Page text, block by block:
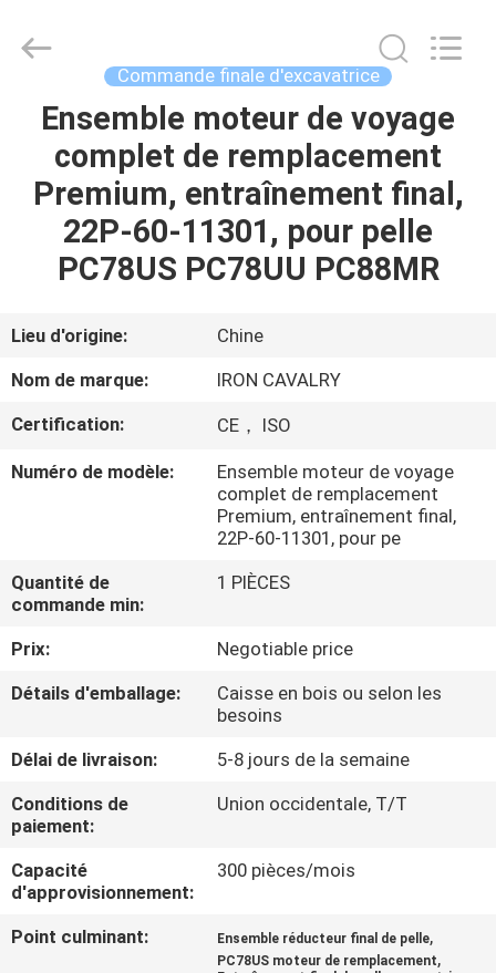
APERÇU
PRODUITS
VIDÉOS
VR
SHOW
A
PROPOS
VISITE
D'USINE
DE
LA
QUALITÉ
CONTACT
Machinery
Reserved.
Commande finale d'excavatrice
Ensemble moteur de voyage
complet de remplacement
Premium, entraînement final,
22P-60-11301, pour pelle
PC78US PC78UU PC88MR
Lieu d'origine:
Chine
Nom de marque:
IRON CAVALRY
Certification:
CE， ISO
Numéro de modèle:
Ensemble moteur de voyage
complet de remplacement
Premium, entraînement final,
22P-60-11301, pour pe
Quantité de
commande min:
1 PIÈCES
Prix:
Negotiable price
Détails d'emballage:
Caisse en bois ou selon les
besoins
Délai de livraison:
5-8 jours de la semaine
Conditions de
paiement:
Union occidentale, T/T
Capacité
d'approvisionnement:
300 pièces/mois
Point culminant: Ensemble réducteur final de pelle,
PC78US moteur de remplacement,